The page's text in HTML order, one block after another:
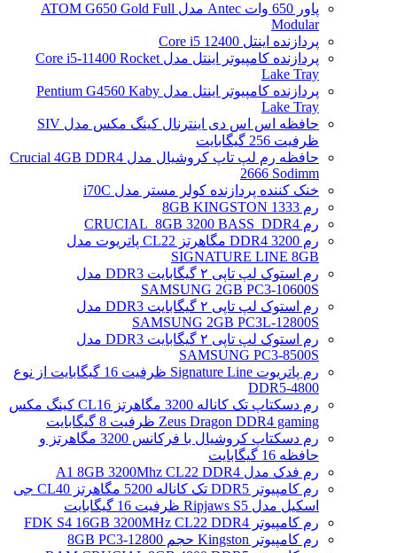
پاور 650 وات Antec مدل ATOM G650 Gold Full
Modular
پردازنده اینتل Core i5 12400
پردازنده کامپیوتر اینتل مدل Core i5-11400 Rocket
Lake Tray
پردازنده کامپیوتر اینتل مدل Pentium G4560 Kaby
Lake Tray
حافظه اس اس دی اینترنال کینگ مکس مدل SIV
ظرفیت 256 گیگابایت
حافظه رم لپ تاپ کروشیال مدل Crucial 4GB DDR4
2666 Sodimm
خنک کننده پردازنده کولر مستر مدل i70C
رم 1333 8GB KINGSTON
رم CRUCIAL_8GB 3200 BASS_DDR4
رم DDR4 3200 مگاهرتز CL22 پاتریوت مدل
SIGNATURE LINE 8GB
رم استوک لپ تاپی ۲ گیگابایت DDR3 مدل
SAMSUNG 2GB PC3-10600S
رم استوک لپ تاپی ۲ گیگابایت DDR3 مدل
SAMSUNG 2GB PC3L-12800S
رم استوک لپ تاپی ۲ گیگابایت DDR3 مدل
SAMSUNG PC3-8500S
رم پاتریوت Signature Line ظرفیت 16 گیگابایت از نوع
DDR5-4800
رم دسکتاپ تک کاناله 3200 مگاهرتز CL16 کینگ مکس
Zeus Dragon DDR4 gaming ظرفیت 8 گیگابایت
رم دسکتاپ کروشیال با فرکانس 3200 مگاهرتز و
حافظه 16 گیگابایت
رم فدک مدل A1 8GB 3200Mhz CL22 DDR4
رم کامپیوتر DDR5 تک کاناله 5200 مگاهرتز CL40 جی
اسکیل مدل Ripjaws S5 ظرفیت 16 گیگابایت
رم کامپیوتر FDK S4 16GB 3200MHz CL22 DDR4
رم کامپیوتر Kingston حجم 8GB PC3-12800